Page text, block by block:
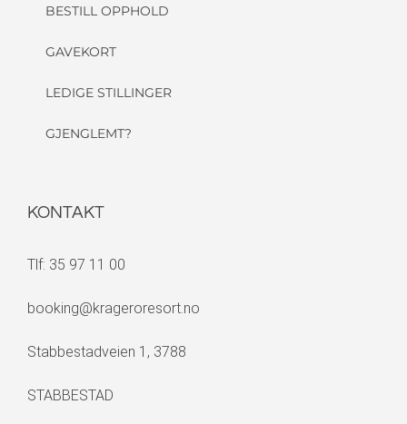
BESTILL OPPHOLD
GAVEKORT
LEDIGE STILLINGER
GJENGLEMT?
KONTAKT
Tlf: 35 97 11 00
booking@krageroresort.no
Stabbestadveien 1, 3788
STABBESTAD